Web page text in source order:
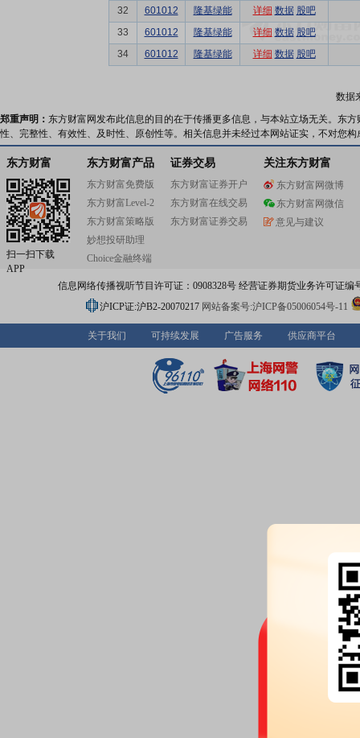
32
601012 隆基绿能 详细 数据 股吧
33
601012 隆基绿能 详细 数据 股吧
34
601012 隆基绿能 详细 数据 股吧
数据
郑重声明： 东方财富网发布此信息的目的在于传播更多信息，与本站立场无关。东
性、完整性、有效性、及时性、原创性等。相关信息并未经过本网站证实，不对您
东方财富
扫一扫下载
APP
东方财富产品
东方财富免费版
东方财富Level-2
东方财富策略版
妙想投研助理
Choice金融终端
证券交易
东方财富证券开户
东方财富在线交易
东方财富证券交易
关注东方财富
东方财富网微博
东方财富网微信
意见与建议
信息网络传播视听节目许可证：0908328号 经营证券期货业务许可证编
沪ICP证:沪B2-20070217 网站备案号:沪ICP备05006054号-11
关于我们 可持续发展 广告服务 供应商平台